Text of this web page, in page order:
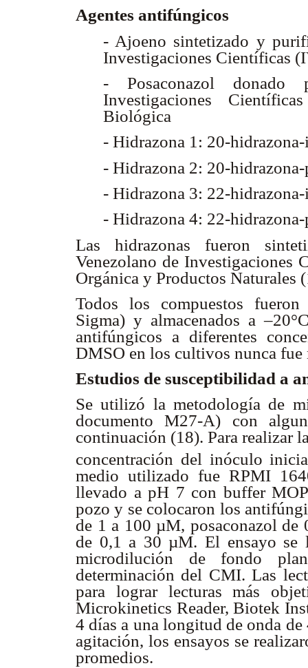
Agentes antifúngicos
- Ajoeno sintetizado y
Investigaciones Científicas
- Posaconazol
Investigaciones
Biológica
- Hidrazona 1: 20-
- Hidrazona 2: 20-
- Hidrazona 3: 22-
- Hidrazona 4: 22-
Las hidrazonas fueron
Venezolano de Investigaciones
Orgánica y Productos Naturales
Todos los compuestos
Sigma) y almacenados a
antifúngicos a diferentes
DMSO en los cultivos nunca
Estudios de susceptibilidad a
Se utilizó la metodología de
documento M27-A) con
continuación (18). Para realizar
concentración del inóculo
medio utilizado fue RPMI
llevado a pH 7 con buffer
pozo y se colocaron los
de 1 a 100 µM, posaconazol de
de 0,1 a 30 µM. El ensayo se
microdilución de fondo
determinación del CMI. Las
para lograr lecturas más
Microkinetics Reader, Biotek
4 días a una longitud de onda
agitación, los ensayos se
promedios.